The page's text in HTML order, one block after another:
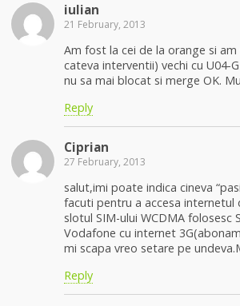
iulian
21 February, 2013
Am fost la cei de la orange si
cateva interventii) vechi cu U04-
nu sa mai blocat si merge OK.
Reply
Ciprian
27 February, 2013
salut,imi poate indica cineva
facuti pentru a accesa internetul
slotul SIM-ului WCDMA folosesc
Vodafone cu internet
mi scapa vreo setare pe
Reply